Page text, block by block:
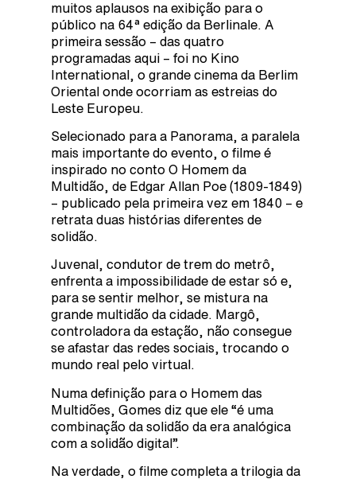
muitos aplausos na exibição para o
público na 64ª edição da Berlinale. A
primeira sessão – das quatro
programadas aqui – foi no Kino
International, o grande cinema da Berlim
Oriental onde ocorriam as estreias do
Leste Europeu.
Selecionado para a Panorama, a paralela
mais importante do evento, o filme é
inspirado no conto O Homem da
Multidão, de Edgar Allan Poe (1809-1849)
– publicado pela primeira vez em 1840 – e
retrata duas histórias diferentes de
solidão.
Juvenal, condutor de trem do metrô,
enfrenta a impossibilidade de estar só e,
para se sentir melhor, se mistura na
grande multidão da cidade. Margô,
controladora da estação, não consegue
se afastar das redes sociais, trocando o
mundo real pelo virtual.
Numa definição para o Homem das
Multidões, Gomes diz que ele “é uma
combinação da solidão da era analógica
com a solidão digital”.
Na verdade, o filme completa a trilogia da